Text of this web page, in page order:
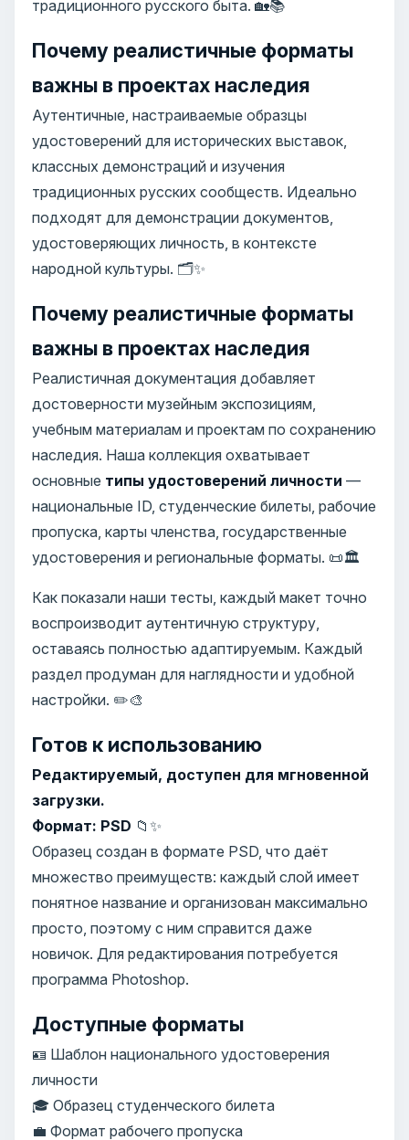
традиционного русского быта. 🏡📚
Почему реалистичные форматы
важны в проектах наследия
Аутентичные, настраиваемые образцы
удостоверений для исторических выставок,
классных демонстраций и изучения
традиционных русских сообществ. Идеально
подходят для демонстрации документов,
удостоверяющих личность, в контексте
народной культуры. 🗂️✨
Почему реалистичные форматы
важны в проектах наследия
Реалистичная документация добавляет
достоверности музейным экспозициям,
учебным материалам и проектам по сохранению
наследия. Наша коллекция охватывает
основные типы удостоверений личности —
национальные ID, студенческие билеты, рабочие
пропуска, карты членства, государственные
удостоверения и региональные форматы. 📜🏛️
Как показали наши тесты, каждый макет точно
воспроизводит аутентичную структуру,
оставаясь полностью адаптируемым. Каждый
раздел продуман для наглядности и удобной
настройки. ✏️🎨
Готов к использованию
Редактируемый, доступен для мгновенной
загрузки.
Формат: PSD 📁✨
Образец создан в формате PSD, что даёт
множество преимуществ: каждый слой имеет
понятное название и организован максимально
просто, поэтому с ним справится даже
новичок. Для редактирования потребуется
программа Photoshop.
Доступные форматы
🪪 Шаблон национального удостоверения
личности
🎓 Образец студенческого билета
💼 Формат рабочего пропуска